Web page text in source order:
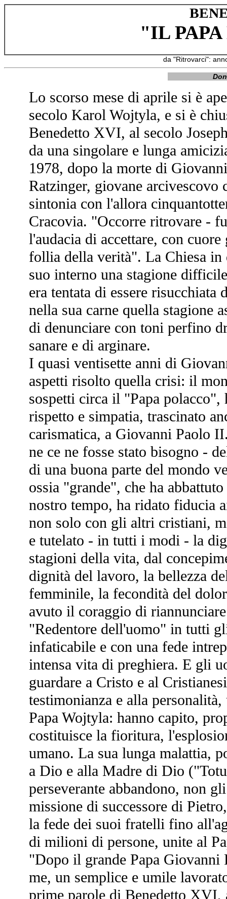
"IL
da "Ritrovarci":
Lo scorso mese di aprile si è
secolo Karol Wojtyla, e si è
Benedetto XVI, al secolo
da una singolare e lunga
1978, dopo la morte di
Ratzinger, giovane
sintonia con l'allora
Cracovia. "Occorre ritrovare -
l'audacia di accettare, con
follia della verità". La Chiesa
suo interno una stagione
era tentata di essere
nella sua carne quella stagione
di denunciare con toni perfino
sanare e di arginare.
I quasi ventisette anni di
aspetti risolto quella crisi: il
sospetti circa il "Papa polacco",
rispetto e simpatia, trascinato
carismatica, a Giovanni Paolo
ne ce ne fosse stato bisogno -
di una buona parte del mondo
ossia "grande", che ha
nostro tempo, ha ridato fiducia
non solo con gli altri cristiani,
e tutelato - in tutti i modi - la
stagioni della vita, dal
dignità del lavoro, la bellezza
femminile, la fecondità del
avuto il coraggio di
"Redentore dell'uomo" in tutti
infaticabile e con una fede
intensa vita di preghiera. E gli
guardare a Cristo e al
testimonianza e alla
Papa Wojtyla: hanno capito,
costituisce la fioritura,
umano. La sua lunga malattia,
a Dio e alla Madre di Dio
perseverante abbandono, non
missione di successore di
la fede dei suoi fratelli fino
di milioni di persone, unite al
"Dopo il grande Papa
me, un semplice e umile
prime parole di Benedetto XVI,